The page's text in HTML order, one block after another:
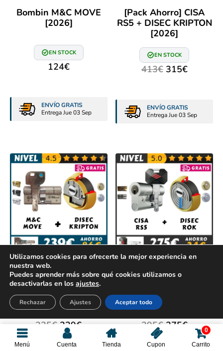
Bombin M&C MOVE
[2026]
EN STOCK
124€
ENVÍO GRATIS
Entrega Jue 03 Sep
[Pack Ahorro] CISA
RS5 + DISEC KRIPTON
[2026]
EN STOCK
413€ 315€
ENVÍO GRATIS
Entrega Jue 03 Sep
[Pack Ahorro] M&C
MOVE + DISEC
KRIPTON [2026]
EN STOCK
325€ 239€
RS5 + DISEC ROK
EN STOCK
295€ 275€
Menú Cuenta Tienda Cupon
0
Carrito
Utilizamos cookies para ofrecerte la mejor experiencia en
nuestra web.
Puedes aprender más sobre qué cookies utilizamos o
desactivarlas en los ajustes.
Aceptar todo
Rechazar Ajustes